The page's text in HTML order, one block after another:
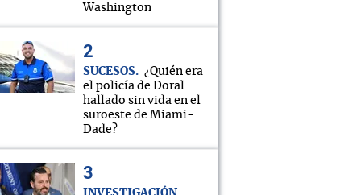
Washington
SUCESOS
¿Quién era
el policía de Doral
hallado sin vida en el
suroeste de Miami-
Dade?